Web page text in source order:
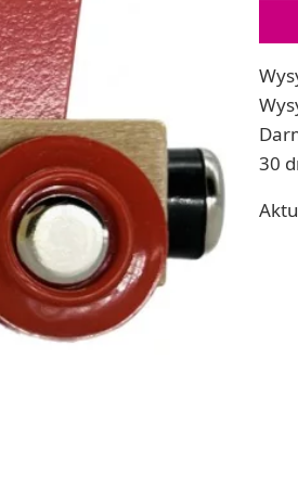
ręcznych
Dodatki:
RZEŹBA, GLINY I
Lepienie i
Odlewy
Tworzenie z gliny
Modelowanie
30